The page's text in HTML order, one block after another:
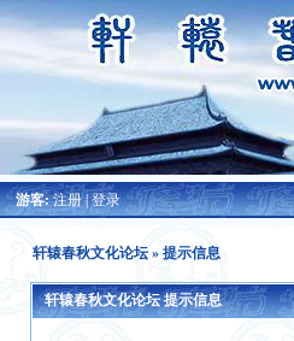
游客:注册|登录
轩辕春秋文化论坛» 提示信息
轩辕春秋文化论坛 提示信息